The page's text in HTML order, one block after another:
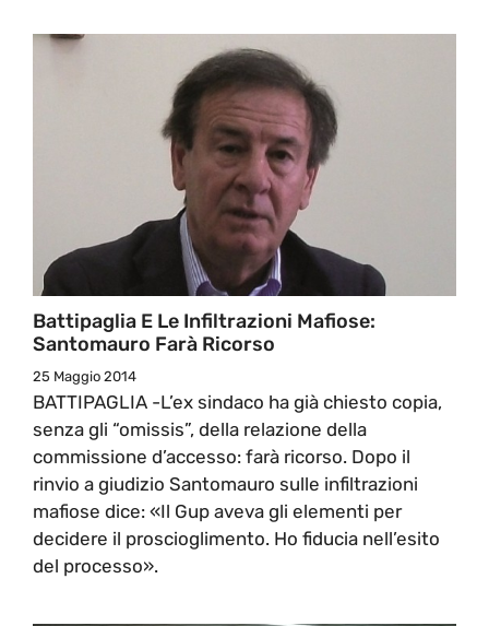
Battipaglia E Le Infiltrazioni Mafiose:
Santomauro Farà Ricorso
25 Maggio 2014
BATTIPAGLIA -L’ex sindaco ha già chiesto copia,
senza gli “omissis”, della relazione della
commissione d’accesso: farà ricorso. Dopo il
rinvio a giudizio Santomauro sulle infiltrazioni
mafiose dice: «Il Gup aveva gli elementi per
decidere il proscioglimento. Ho fiducia nell’esito
del processo».